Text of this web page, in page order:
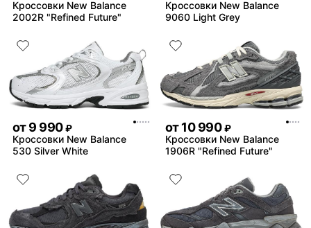
Кроссовки New Balance
2002R "Refined Future"
Кроссовки New Balance
9060 Light Grey
от9 990 ₽
Кроссовки New Balance
530 Silver White
от10 990 ₽
Кроссовки New Balance
1906R "Refined Future"